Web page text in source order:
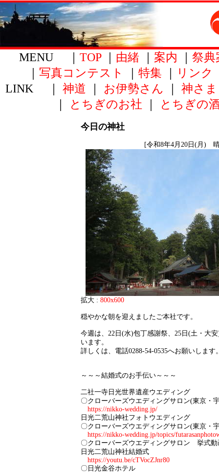
MENU ｜ TOP｜ 由緒 案内
祭典
写真コンテスト 特集 リンク
LINK ｜ 神道 お伊勢さん 神さま
とちぎのお社 とちぎの
今日の神社
[令和8年4月20日(月)
拡大 : 800x600
穏やかな朝を迎えましたご本社です。
今週は、22日(水)包丁感謝祭、25日(土・大
います。
詳しくは、電話0288-54-0535へお願いします
～～～結婚式のお手伝い～～～
二社一寺日光世界遺産ウエディング
〇クローバーズウエディングサロン(東京・
https://nikko-wedding.jp/
日光二荒山神社フォトウエディング
〇クローバーズウエディングサロン(東京・
https://nikko-wedding.jp/topics/
〇クローバーズウエディングサロン 挙式動
日光二荒山神社結婚式
https://youtu.be/cTVocZJnr80
〇日光金谷ホテル